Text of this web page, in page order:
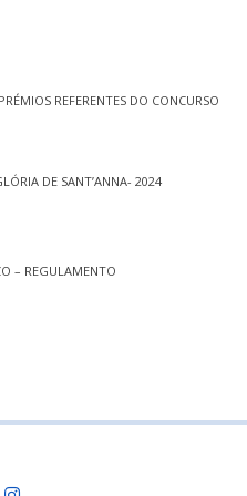
REFERENTES DO CONCURSO
DE SANT’ANNA- 2024
– REGULAMENTO